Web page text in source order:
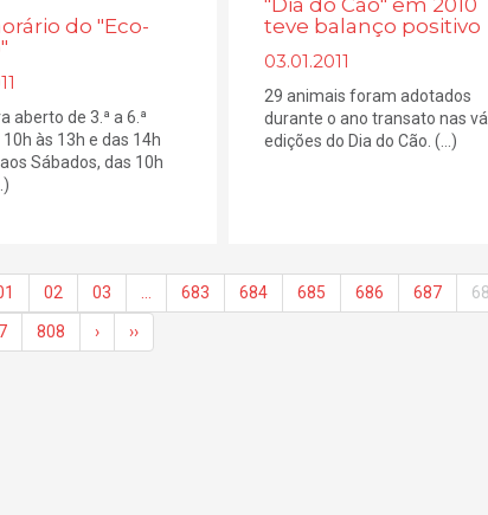
do "Eco-
aberto de 3.ª a 6.ª
às 13h e das 14h
Sábados, das 10h
teve balanço positivo
03.01.2011
29 animais foram adotados
durante o ano transato nas
edições do Dia do Cão. (...)
02 03 683 684 685 686 687
808 › ››